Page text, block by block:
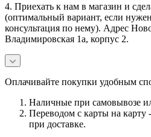
4. Приехать к нам в магазин и
(оптимальный вариант, если
консультация по нему). Адрес
Владимировская 1а, корпус 2.
Оплачивайте покупки удобным
Наличные при самовывозе
Переводом с карты на карту
при доставке.